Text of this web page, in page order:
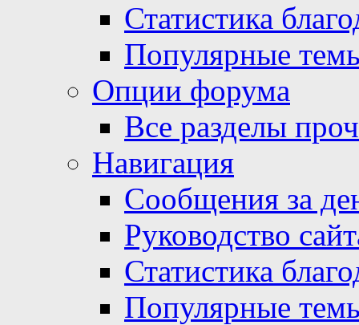
Статистика
Популярные
Опции форума
Все разделы
Навигация
Сообщения за
Руководство
Статистика
Популярные